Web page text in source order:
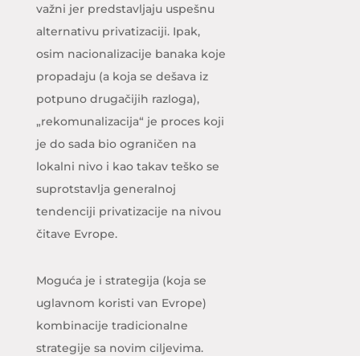
važni jer predstavljaju uspešnu
alternativu privatizaciji. Ipak,
osim nacionalizacije banaka koje
propadaju (a koja se dešava iz
potpuno drugačijih razloga),
„rekomunalizacija“ je proces koji
je do sada bio ograničen na
lokalni nivo i kao takav teško se
suprotstavlja generalnoj
tendenciji privatizacije na nivou
čitave Evrope.
Moguća je i strategija (koja se
uglavnom koristi van Evrope)
kombinacije tradicionalne
strategije sa novim ciljevima.